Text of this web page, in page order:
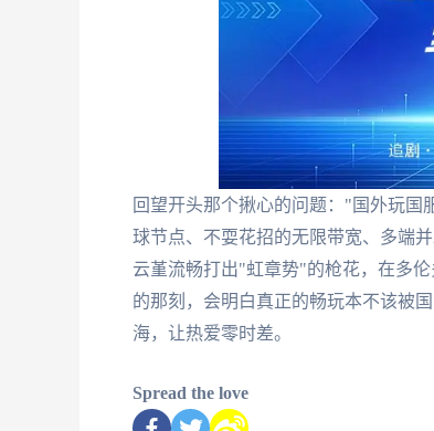
回望开头那个揪心的问题："国外玩
球节点、不耍花招的无限带宽、多端
云堇流畅打出"虹章势"的枪花，在多
的那刻，会明白真正的畅玩本不该
海，让热爱零时差。
Spread the love